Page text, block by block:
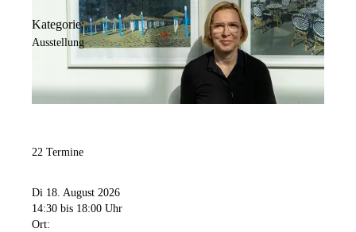
Kategorie:
Ausstellung
22 Termine
Di 18. August 2026
14:30 bis 18:00 Uhr
Ort: